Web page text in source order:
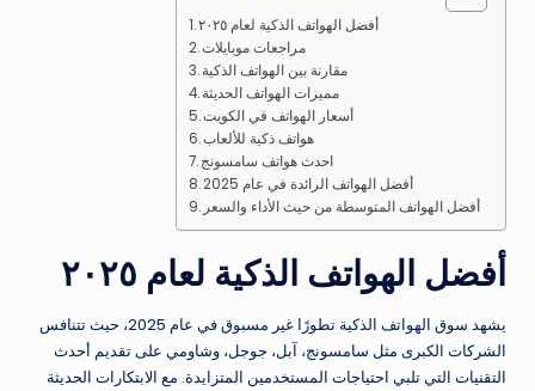
أفضل الهواتف الذكية لعام ٢٠٢٥
مراجعات موبايلات
مقارنة بين الهواتف الذكية
مميزات الهواتف الحديثة
أسعار الهواتف في الكويت
هواتف ذكية للألعاب
احدث هواتف سامسونج
أفضل الهواتف الرائدة في عام 2025
أفضل الهواتف المتوسطة من حيث الأداء والسعر
أفضل الهواتف الذكية لعام ٢٠٢٥
يشهد سوق الهواتف الذكية تطورًا غير مسبوق في عام 2025، حيث تتنافس
الشركات الكبرى مثل سامسونج، آبل، جوجل، وشاومي على تقديم أحدث
التقنيات التي تلبي احتياجات المستخدمين المتزايدة. مع الابتكارات الحديثة